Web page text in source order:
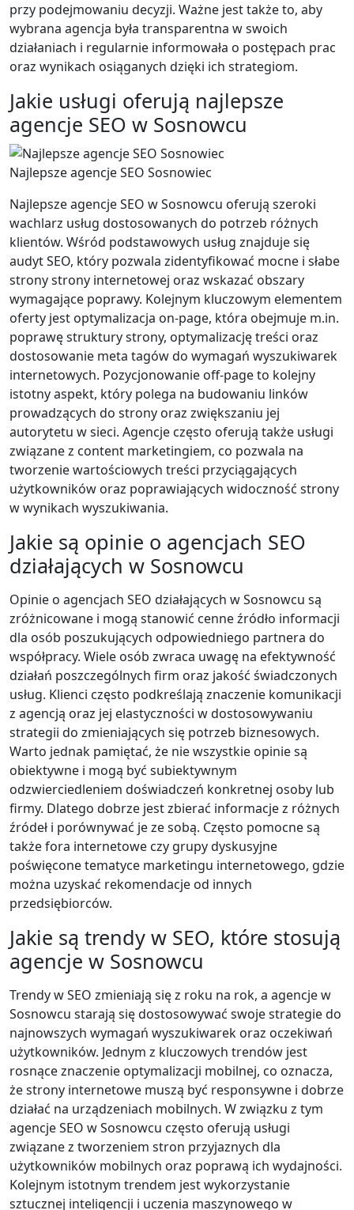
przy podejmowaniu decyzji. Ważne jest także to, aby
wybrana agencja była transparentna w swoich
działaniach i regularnie informowała o postępach prac
oraz wynikach osiąganych dzięki ich strategiom.
Jakie usługi oferują najlepsze
agencje SEO w Sosnowcu
Najlepsze agencje SEO Sosnowiec
Najlepsze agencje SEO w Sosnowcu oferują szeroki
wachlarz usług dostosowanych do potrzeb różnych
klientów. Wśród podstawowych usług znajduje się
audyt SEO, który pozwala zidentyfikować mocne i słabe
strony strony internetowej oraz wskazać obszary
wymagające poprawy. Kolejnym kluczowym elementem
oferty jest optymalizacja on-page, która obejmuje m.in.
poprawę struktury strony, optymalizację treści oraz
dostosowanie meta tagów do wymagań wyszukiwarek
internetowych. Pozycjonowanie off-page to kolejny
istotny aspekt, który polega na budowaniu linków
prowadzących do strony oraz zwiększaniu jej
autorytetu w sieci. Agencje często oferują także usługi
związane z content marketingiem, co pozwala na
tworzenie wartościowych treści przyciągających
użytkowników oraz poprawiających widoczność strony
w wynikach wyszukiwania.
Jakie są opinie o agencjach SEO
działających w Sosnowcu
Opinie o agencjach SEO działających w Sosnowcu są
zróżnicowane i mogą stanowić cenne źródło informacji
dla osób poszukujących odpowiedniego partnera do
współpracy. Wiele osób zwraca uwagę na efektywność
działań poszczególnych firm oraz jakość świadczonych
usług. Klienci często podkreślają znaczenie komunikacji
z agencją oraz jej elastyczności w dostosowywaniu
strategii do zmieniających się potrzeb biznesowych.
Warto jednak pamiętać, że nie wszystkie opinie są
obiektywne i mogą być subiektywnym
odzwierciedleniem doświadczeń konkretnej osoby lub
firmy. Dlatego dobrze jest zbierać informacje z różnych
źródeł i porównywać je ze sobą. Często pomocne są
także fora internetowe czy grupy dyskusyjne
poświęcone tematyce marketingu internetowego, gdzie
można uzyskać rekomendacje od innych
przedsiębiorców.
Jakie są trendy w SEO, które stosują
agencje w Sosnowcu
Trendy w SEO zmieniają się z roku na rok, a agencje w
Sosnowcu starają się dostosowywać swoje strategie do
najnowszych wymagań wyszukiwarek oraz oczekiwań
użytkowników. Jednym z kluczowych trendów jest
rosnące znaczenie optymalizacji mobilnej, co oznacza,
że strony internetowe muszą być responsywne i dobrze
działać na urządzeniach mobilnych. W związku z tym
agencje SEO w Sosnowcu często oferują usługi
związane z tworzeniem stron przyjaznych dla
użytkowników mobilnych oraz poprawą ich wydajności.
Kolejnym istotnym trendem jest wykorzystanie
sztucznej inteligencji i uczenia maszynowego w